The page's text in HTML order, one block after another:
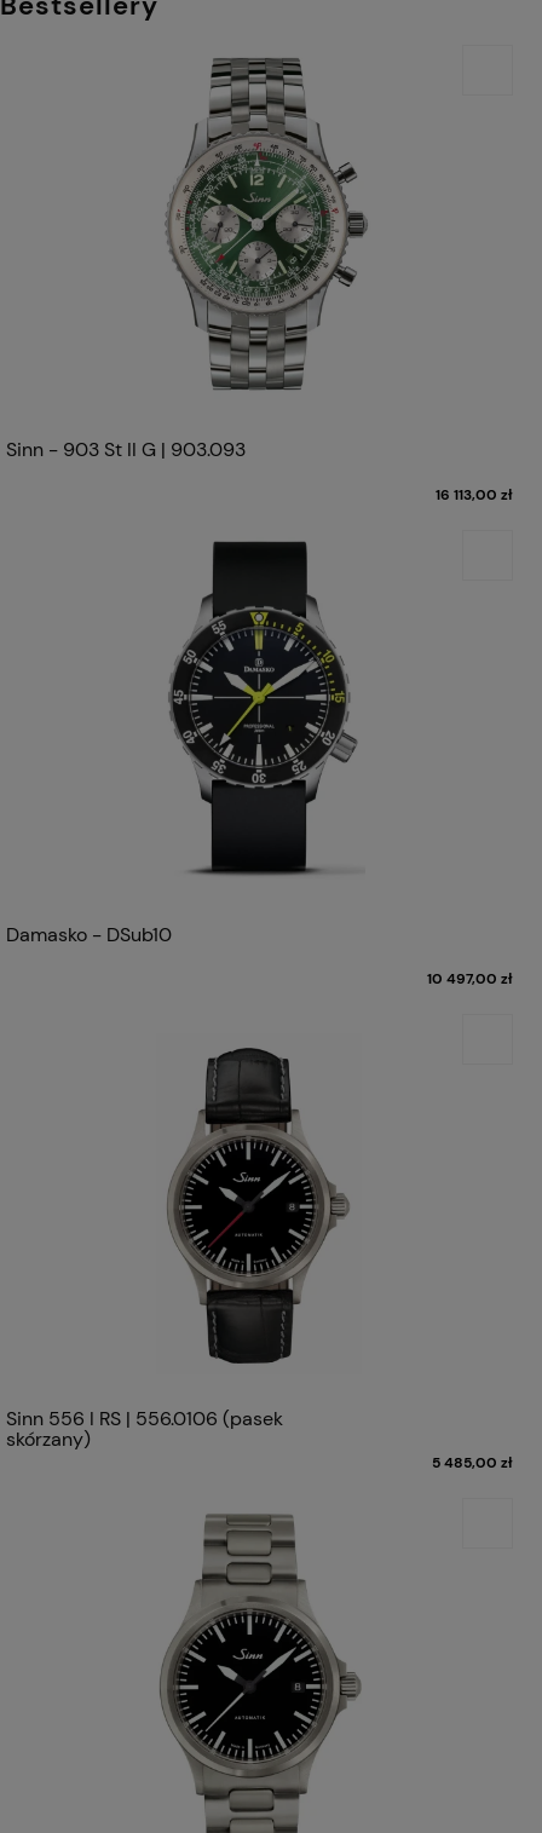
Sinn - 903 St II G | 903.093
16 113,00 zł
Damasko - DSub10
10 497,00 zł
Sinn 556 I RS | 556.0106 (pasek
skórzany)
5 485,00 zł